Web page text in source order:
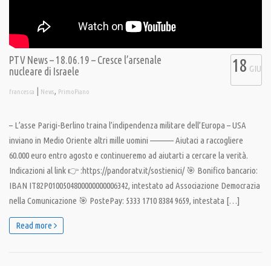
PTV News – 18.06.19 – Cresce l’arsenale
nucleare di Israele
francesca | News, PrimoPiano
18 GIU
– L’asse Parigi-Berlino traina l’indipendenza militare dell’Europa – USA
inviano in Medio Oriente altri mille uomini ———– Aiutaci a raccogliere
60.000 euro entro agosto e continueremo ad aiutarti a cercare la verità.
Indicazioni al link 👉 :https://pandoratv.it/sostienici/ 🎯 Bonifico bancario:
IBAN IT82P0100504800000000006342, intestato ad Associazione Democrazia
nella Comunicazione 🎯 PostePay: 5333 1710 8384 9659, intestata […]
Read more